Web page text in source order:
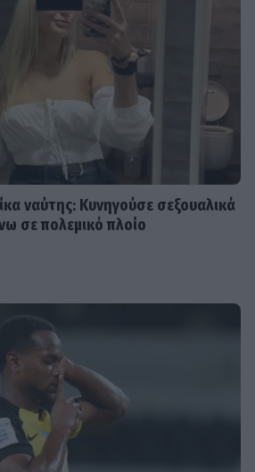
ναύτης: Κυνηγούσε σεξουαλικά
σε πολεμικό πλοίο